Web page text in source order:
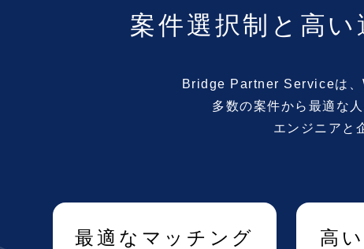
案件選択制と高い
Bridge Partner Serviceは、
多数の案件から 最適な
エンジニアと
最適なマッチング 高